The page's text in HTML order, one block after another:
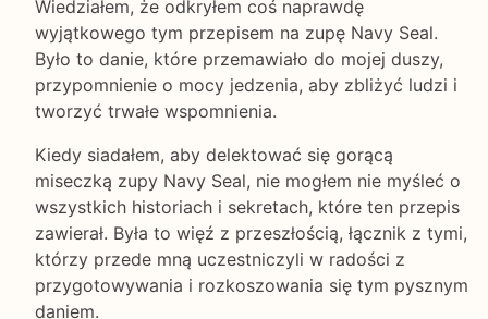
Wiedziałem, że odkryłem coś naprawdę
wyjątkowego tym przepisem na zupę Navy Seal.
Było to danie, które przemawiało do mojej duszy,
przypomnienie o mocy jedzenia, aby zbliżyć ludzi i
tworzyć trwałe wspomnienia.
Kiedy siadałem, aby delektować się gorącą
miseczką zupy Navy Seal, nie mogłem nie myśleć o
wszystkich historiach i sekretach, które ten przepis
zawierał. Była to więź z przeszłością, łącznik z tymi,
którzy przede mną uczestniczyli w radości z
przygotowywania i rozkoszowania się tym pysznym
daniem.